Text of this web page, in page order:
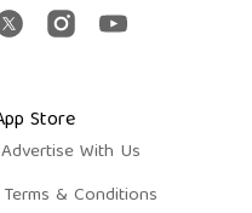
Advertise With Us
Terms & Conditions